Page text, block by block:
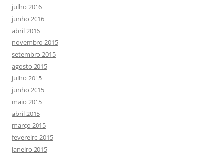
julho 2016
junho 2016
abril 2016
novembro 2015
setembro 2015
agosto 2015
julho 2015
junho 2015
maio 2015
abril 2015
março 2015
fevereiro 2015
janeiro 2015